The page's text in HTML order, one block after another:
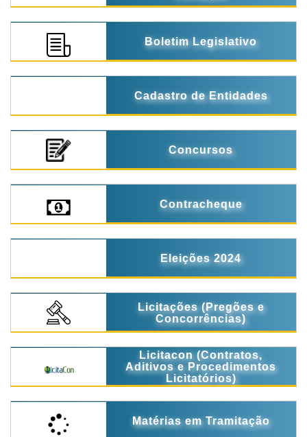
Boletim Legislativo
Cadastro de Entidades
Concursos
Contracheque
Eleições 2024
Licitações (Pregões e
Concorrências)
Licitacon (Contratos,
Aditivos e Procedimentos
Licitatórios)
Matérias em Tramitação